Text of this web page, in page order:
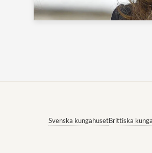
Svenska kungahusetBrittiska